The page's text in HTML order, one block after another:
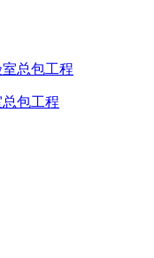
包工程